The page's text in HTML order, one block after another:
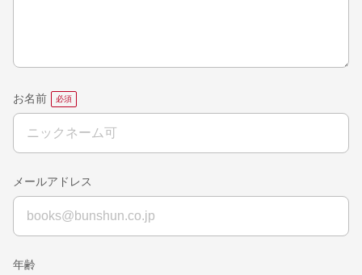
お名前
メールアドレス
年齢